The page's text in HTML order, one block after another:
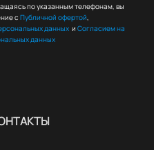
по указанным телефонам, вы
с Публичной офертой
данных и Согласием на
данных